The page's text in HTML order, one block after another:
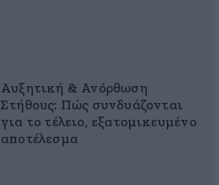
Αυξητική & Ανόρθωση
Στήθους: Πώς συνδυάζονται
για το τέλειο, εξατομικευμένο
αποτέλεσμα